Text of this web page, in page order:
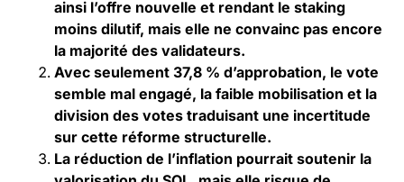
ainsi l’offre nouvelle et rendant le staking
moins dilutif, mais elle ne convainc pas encore
la majorité des validateurs.
Avec seulement 37,8 % d’approbation, le vote
semble mal engagé, la faible mobilisation et la
division des votes traduisant une incertitude
sur cette réforme structurelle.
La réduction de l’inflation pourrait soutenir la